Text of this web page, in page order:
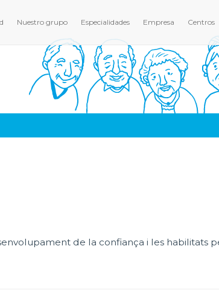
Nuestro grupo Especialidades Empresa Centros
de la confiança i les habilitats